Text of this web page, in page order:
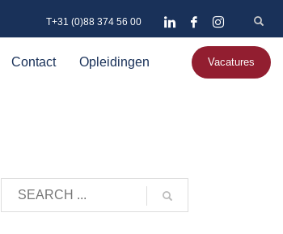
T+31 (0)88 374 56 00
Contact Opleidingen Vacatures